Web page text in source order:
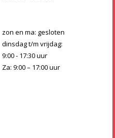
zon en ma: gesloten
dinsdag t/m vrijdag:
9:00 - 17:30 uur
Za: 9:00 – 17:00 uur